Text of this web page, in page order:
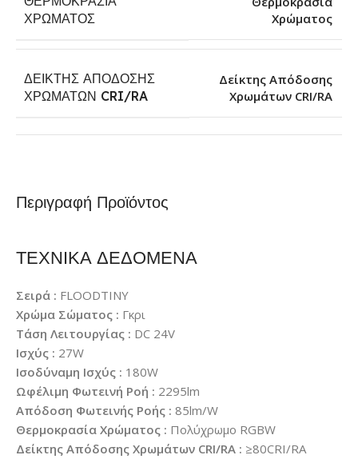
Περιγραφή Προϊόντος
ΤΕΧΝΙΚΑ ΔΕΔΟΜΕΝΑ
Σειρά : FLOODTINY
Χρώμα Σώματος : Γκρι
Τάση Λειτουργίας : DC 24V
Ισχύς : 27W
Ισοδύναμη Ισχύς : 180W
Ωφέλιμη Φωτεινή Ροή : 2295lm
Απόδοση Φωτεινής Ροής : 85lm/W
Θερμοκρασία Χρώματος : Πολύχρωμο RGBW
Δείκτης Απόδοσης Χρωμάτων CRI/RA : ≥80CRI/RA
ΧΡΏΜΑΤΟΣ
Χρώματος
ΔΕΊΚΤΗΣ ΑΠΌΔΟΣΗΣ
ΧΡΩΜΆΤΩΝ CRI/RA
Δείκτης Απόδοσης
Χρωμάτων CRI/RA